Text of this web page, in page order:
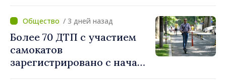
/ 3 дней назад
Более 70 ДТП с участием
самокатов
зарегистрировано с начала